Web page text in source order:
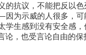
的抗议，不能把反以
为示威的人很多，可
学生感到没有安全感
论，也受言论自由的保